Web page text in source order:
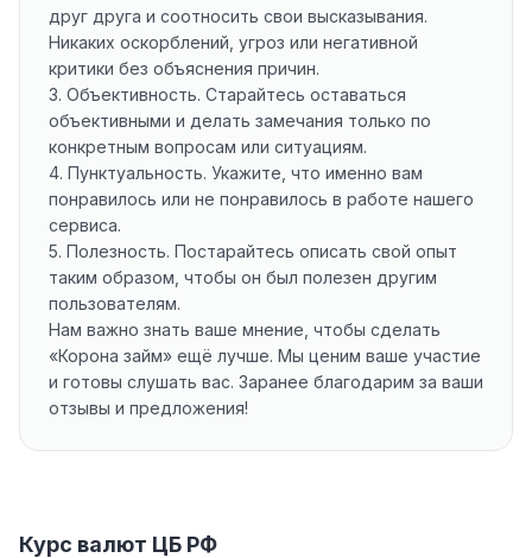
друг друга и соотносить свои высказывания.
Никаких оскорблений, угроз или негативной
критики без объяснения причин.
3. Объективность. Старайтесь оставаться
объективными и делать замечания только по
конкретным вопросам или ситуациям.
4. Пунктуальность. Укажите, что именно вам
понравилось или не понравилось в работе нашего
сервиса.
5. Полезность. Постарайтесь описать свой опыт
таким образом, чтобы он был полезен другим
пользователям.
Нам важно знать ваше мнение, чтобы сделать
«Корона займ» ещё лучше. Мы ценим ваше участие
и готовы слушать вас. Заранее благодарим за ваши
отзывы и предложения!
Курс валют ЦБ РФ